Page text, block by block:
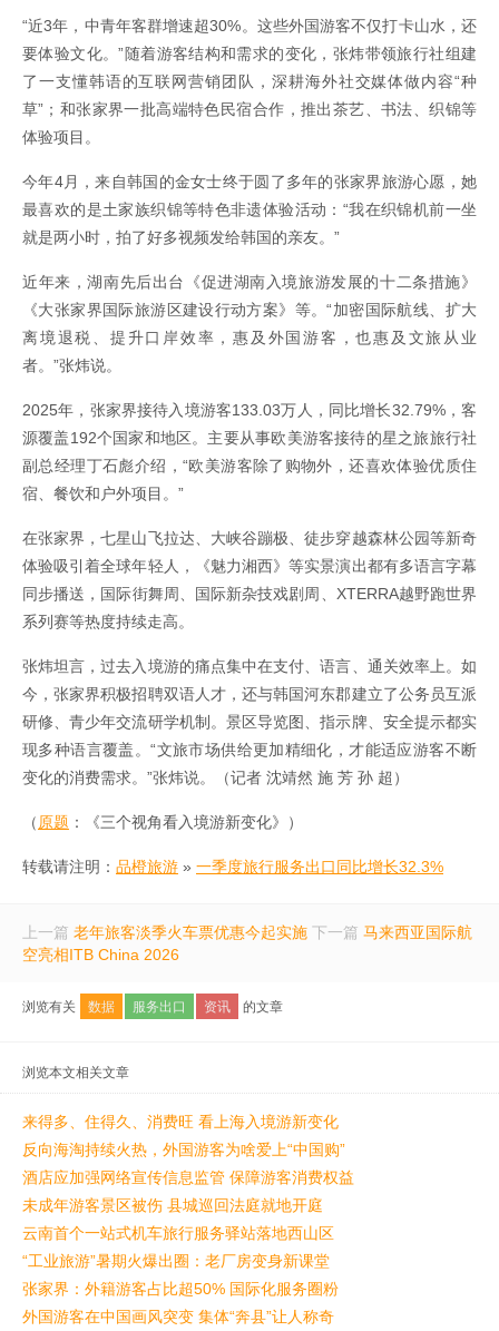
“近3年，中青年客群增速超30%。这些外国游客不仅打卡山水，还
要体验文化。”随着游客结构和需求的变化，张炜带领旅行社组建
了一支懂韩语的互联网营销团队，深耕海外社交媒体做内容“种
草”；和张家界一批高端特色民宿合作，推出茶艺、书法、织锦等
体验项目。
今年4月，来自韩国的金女士终于圆了多年的张家界旅游心愿，她
最喜欢的是土家族织锦等特色非遗体验活动：“我在织锦机前一坐
就是两小时，拍了好多视频发给韩国的亲友。”
近年来，湖南先后出台《促进湖南入境旅游发展的十二条措施》
《大张家界国际旅游区建设行动方案》等。“加密国际航线、扩大
离境退税、提升口岸效率，惠及外国游客，也惠及文旅从业
者。”张炜说。
2025年，张家界接待入境游客133.03万人，同比增长32.79%，客
源覆盖192个国家和地区。主要从事欧美游客接待的星之旅旅行社
副总经理丁石彪介绍，“欧美游客除了购物外，还喜欢体验优质住
宿、餐饮和户外项目。”
在张家界，七星山飞拉达、大峡谷蹦极、徒步穿越森林公园等新奇
体验吸引着全球年轻人，《魅力湘西》等实景演出都有多语言字幕
同步播送，国际街舞周、国际新杂技戏剧周、XTERRA越野跑世界
系列赛等热度持续走高。
张炜坦言，过去入境游的痛点集中在支付、语言、通关效率上。如
今，张家界积极招聘双语人才，还与韩国河东郡建立了公务员互派
研修、青少年交流研学机制。景区导览图、指示牌、安全提示都实
现多种语言覆盖。“文旅市场供给更加精细化，才能适应游客不断
变化的消费需求。”张炜说。（记者 沈靖然 施 芳 孙 超）
（原题 ：《三个视角看入境游新变化》）
转载请注明： 品橙旅游 » 一季度旅行服务出口同比增长32.3%
上一篇 老年旅客淡季火车票优惠今起实施 下一篇 马来西亚国际航
空亮相ITB China 2026
浏览有关 数据 服务出口 资讯 的文章
浏览本文相关文章
来得多、住得久、消费旺 看上海入境游新变化
反向海淘持续火热，外国游客为啥爱上“中国购”
酒店应加强网络宣传信息监管 保障游客消费权益
未成年游客景区被伤 县城巡回法庭就地开庭
云南首个一站式机车旅行服务驿站落地西山区
“工业旅游”暑期火爆出圈：老厂房变身新课堂
张家界：外籍游客占比超50% 国际化服务圈粉
外国游客在中国画风突变 集体“奔县”让人称奇